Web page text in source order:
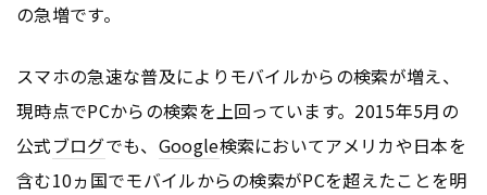
の急増です。
スマホの急速な普及によりモバイルからの検索が増え、
現時点でPCからの検索を上回っています。2015年5月の
公式ブログでも、 Google検索においてアメリカや日本を
含む10ヵ国でモバイルからの検索がPCを超えたことを明